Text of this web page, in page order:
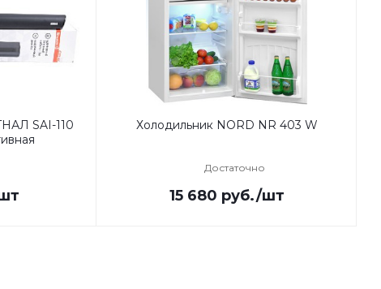
SAI-110
Холодильник NORD NR 403 W
Достаточно
15 680 руб./шт